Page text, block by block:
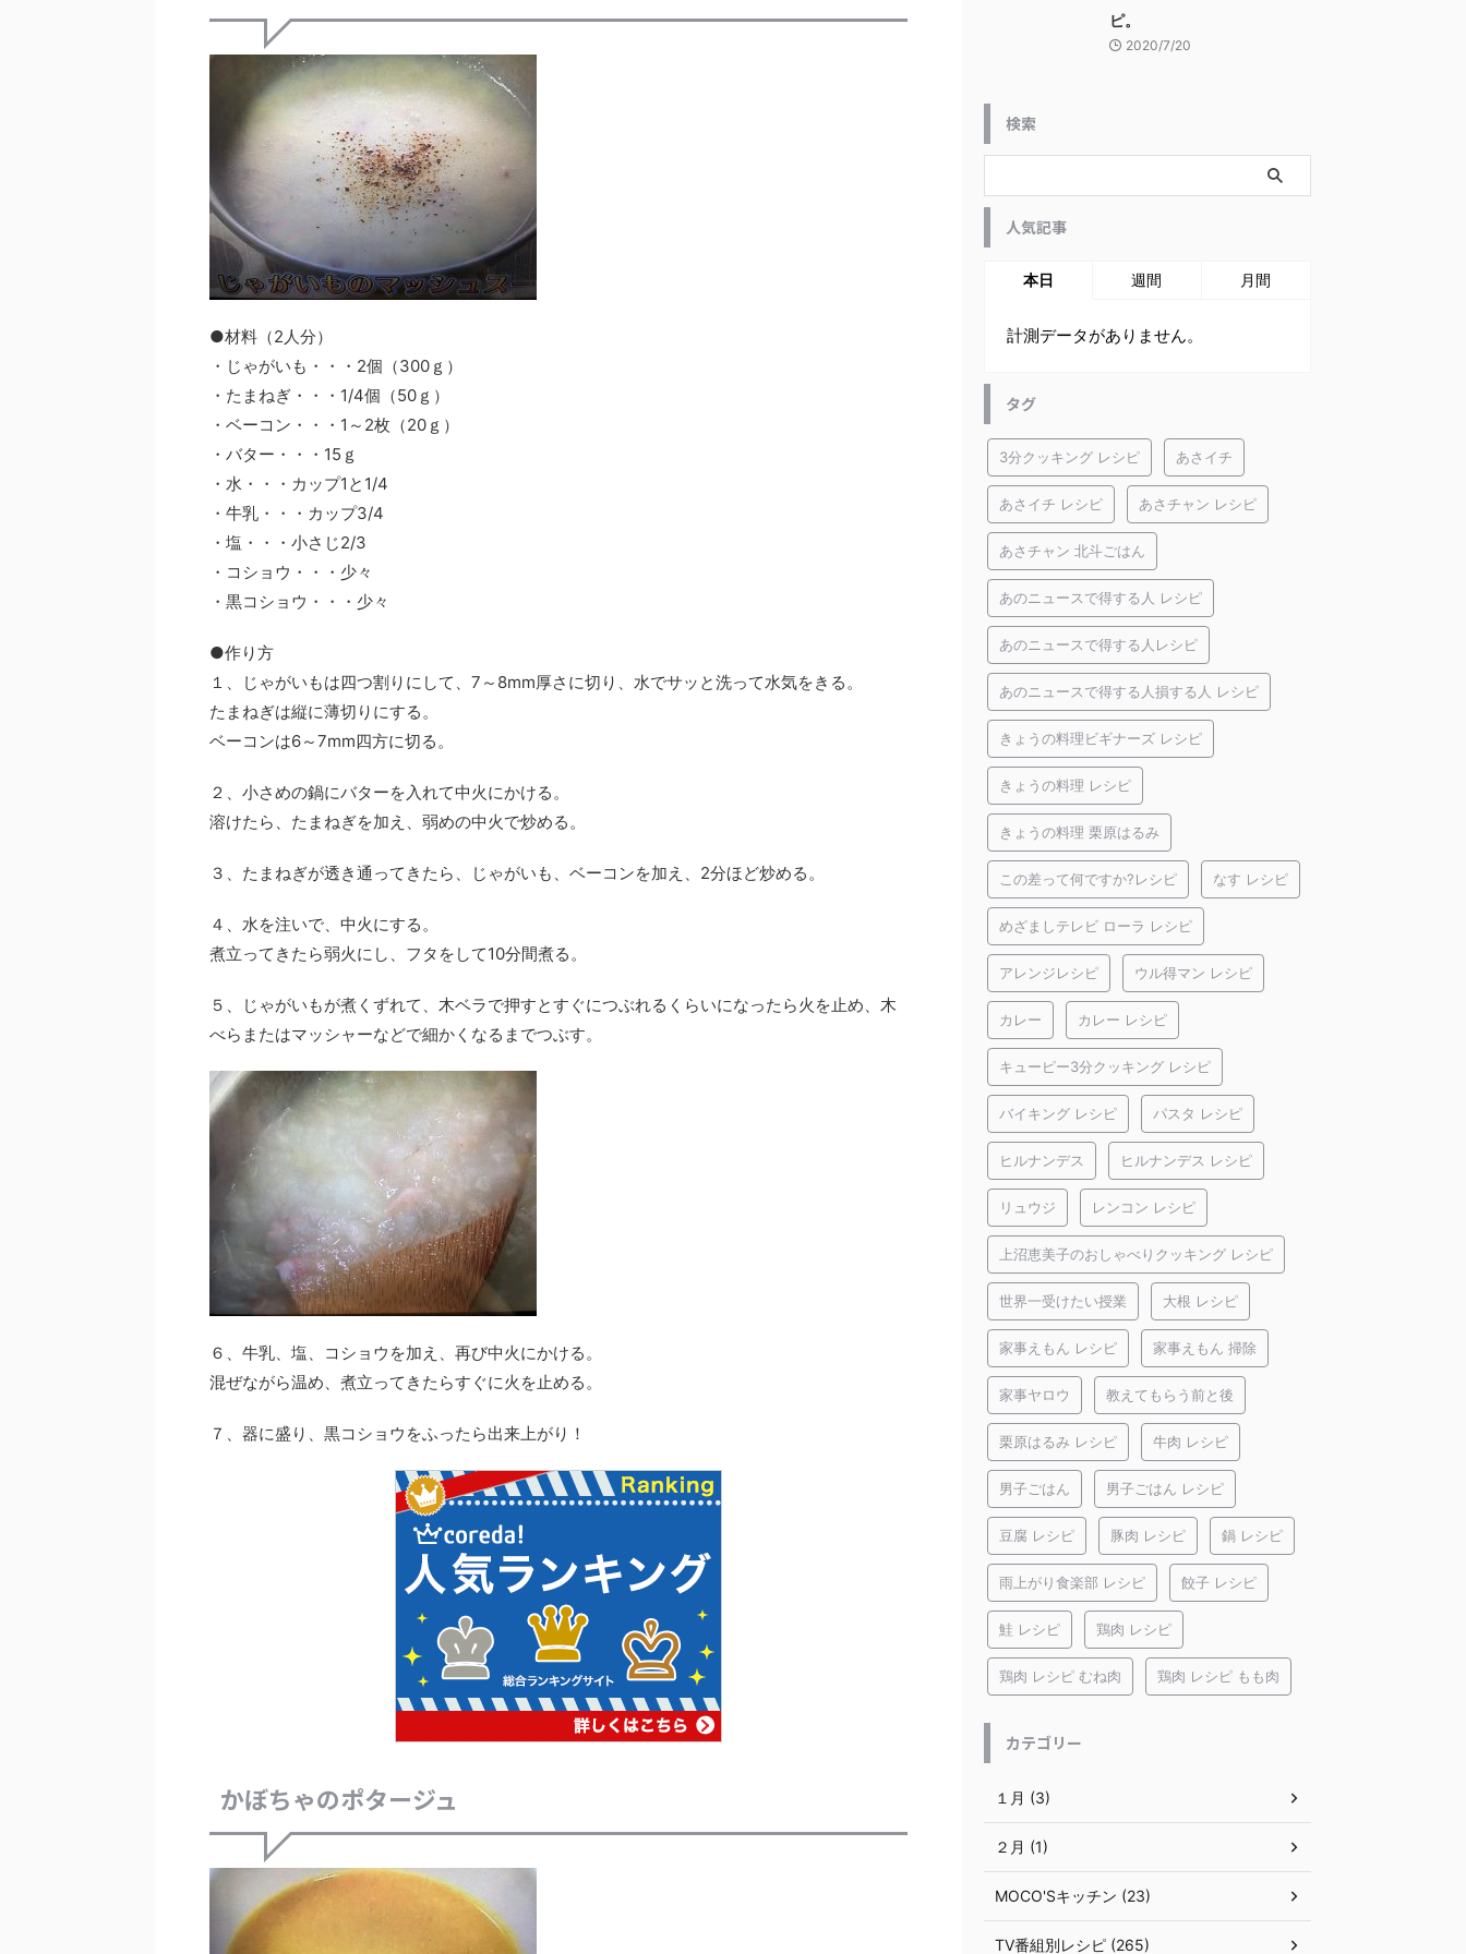
●材料（2人分）
・じゃがいも・・・2個（300ｇ）
・たまねぎ・・・1/4個（50ｇ）
・ベーコン・・・1～2枚（20ｇ）
・バター・・・15ｇ
・水・・・カップ1と1/4
・牛乳・・・カップ3/4
・塩・・・小さじ2/3
・コショウ・・・少々
・黒コショウ・・・少々
●作り方
１、じゃがいもは四つ割りにして、7～8mm厚さに切り、水でサッと洗って水気をきる。
たまねぎは縦に薄切りにする。
ベーコンは6～7mm四方に切る。
２、小さめの鍋にバターを入れて中火にかける。
溶けたら、たまねぎを加え、弱めの中火で炒める。
３、たまねぎが透き通ってきたら、じゃがいも、ベーコンを加え、2分ほど炒める。
４、水を注いで、中火にする。
煮立ってきたら弱火にし、フタをして10分間煮る。
５、じゃがいもが煮くずれて、木ベラで押すとすぐにつぶれるくらいになったら火を止め、木
べらまたはマッシャーなどで細かくなるまでつぶす。
６、牛乳、塩、コショウを加え、再び中火にかける。
混ぜながら温め、煮立ってきたらすぐに火を止める。
７、器に盛り、黒コショウをふったら出来上がり！
かぼちゃのポタージュ
ピ。
2020/7/20
検索
人気記事
本日 週間 月間
計測データがありません。
タグ
3分クッキング レシピ あさイチ
あさイチ レシピ あさチャン レシピ
あさチャン 北斗ごはん
あのニュースで得する人 レシピ
あのニュースで得する人レシピ
あのニュースで得する人損する人 レシピ
きょうの料理ビギナーズ レシピ
きょうの料理 レシピ
きょうの料理 栗原はるみ
この差って何ですか?レシピ なす レシピ
めざましテレビ ローラ レシピ
アレンジレシピ ウル得マン レシピ
カレー カレー レシピ
キューピー3分クッキング レシピ
バイキング レシピ パスタ レシピ
ヒルナンデス ヒルナンデス レシピ
リュウジ レンコン レシピ
上沼恵美子のおしゃべりクッキング レシピ
世界一受けたい授業 大根 レシピ
家事えもん レシピ 家事えもん 掃除
家事ヤロウ 教えてもらう前と後
栗原はるみ レシピ 牛肉 レシピ
男子ごはん 男子ごはん レシピ
豆腐 レシピ 豚肉 レシピ 鍋 レシピ
雨上がり食楽部 レシピ 餃子 レシピ
鮭 レシピ 鶏肉 レシピ
鶏肉 レシピ むね肉 鶏肉 レシピ もも肉
カテゴリー
１月 (3)
２月 (1)
MOCO'Sキッチン (23)
TV番組別レシピ (265)